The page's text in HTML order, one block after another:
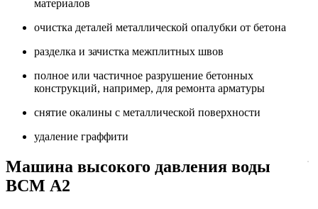
материалов
очистка деталей металлической опалубки от бетона
разделка и зачистка межплитных швов
полное или частичное разрушение бетонных
конструкций, например, для ремонта арматуры
снятие окалины с металлической поверхности
удаление граффити
Машина высокого давления воды
ВСМ А2